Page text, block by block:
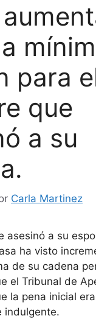
para
que
a su
Carla Martinez
asesinó a su
ha visto
de su cadena
el Tribunal de
la pena inicial era
indulgente.